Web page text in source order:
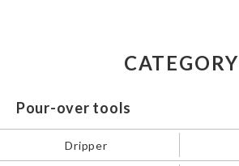
CATEGORY
Pour-over tools
Dripper